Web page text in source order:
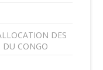
DES
DU CONGO